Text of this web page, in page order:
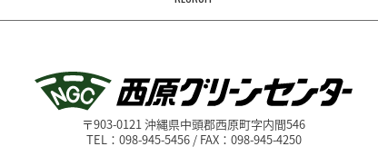
〒903-0121 沖縄県中頭郡西原町字内間546
TEL：098-945-5456 / FAX：098-945-4250